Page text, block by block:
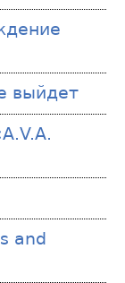
выйдет
and